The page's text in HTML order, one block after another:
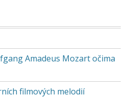
Amadeus Mozart očima
filmových melodií